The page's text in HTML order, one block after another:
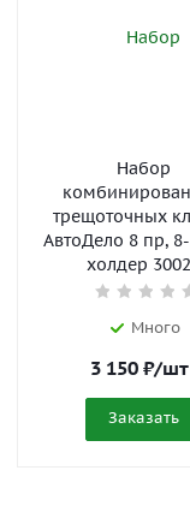
Набор
трещоточных
АвтоДело 8 пр,
холдер
Много
3 150 ₽/шт
Заказать